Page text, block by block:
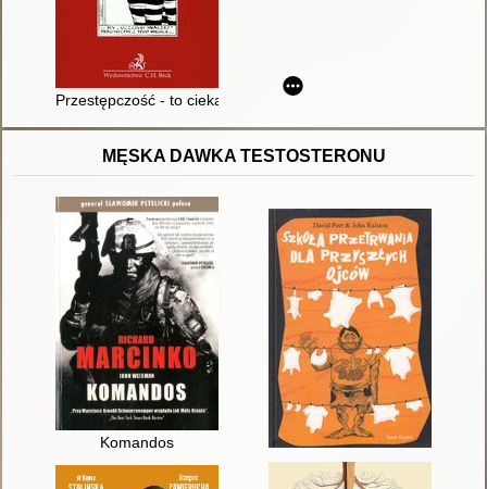
Przestępczość - to ciekawe zjawisko : kryminologia nieelitarna
MĘSKA DAWKA TESTOSTERONU
Komandos